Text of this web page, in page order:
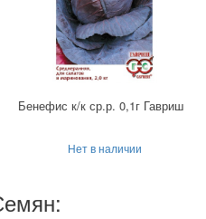
Бенефис к/к ср.р. 0,1г Гавриш
Нет в наличии